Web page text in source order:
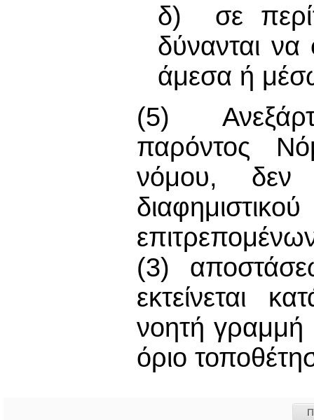
δ) σε
δύνανται να
άμεσα ή
(5)
παρόντος
νόμου, δεν
(3)
εκτείνεται
νοητή γραμμή
όριο